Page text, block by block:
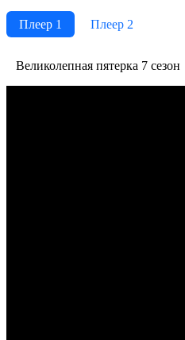
Плеер 1
Плеер 2
Великолепная пятерка 7 сезон